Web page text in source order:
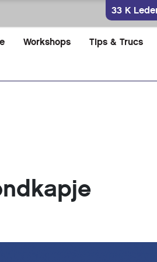
33 K
Workshops Tips & Trucs